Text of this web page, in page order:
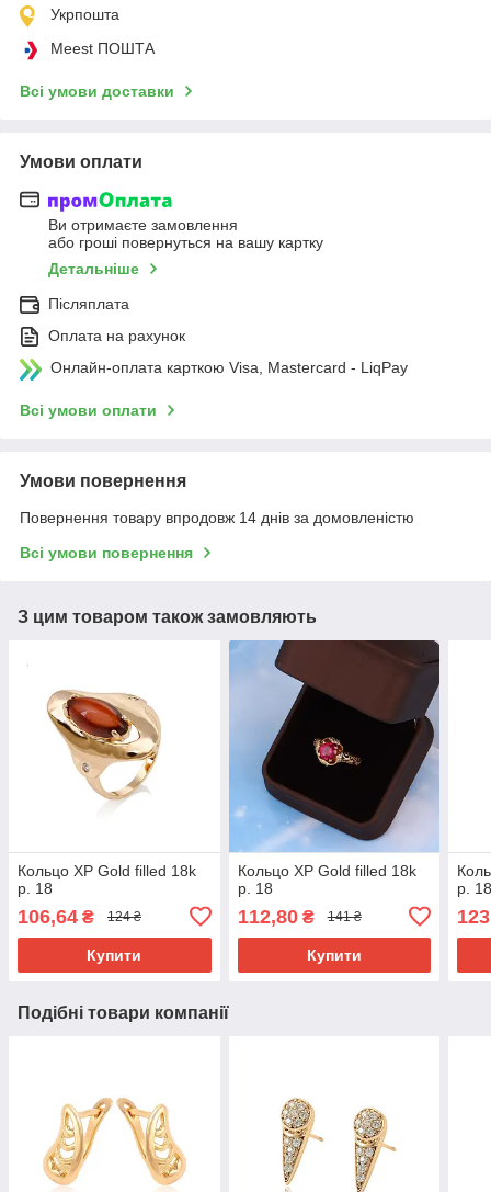
Укрпошта
Meest ПОШТА
Всі умови доставки
Умови оплати
Ви отримаєте замовлення
або гроші повернуться на вашу картку
Детальніше
Післяплата
Оплата на рахунок
Онлайн-оплата карткою Visa, Mastercard - LiqPay
Всі умови оплати
Умови повернення
Повернення товару впродовж 14 днів за домовленістю
Всі умови повернення
З цим товаром також замовляють
Кольцо ХР Gold filled 18k
р. 18
106,64 ₴ 124 ₴
Купити
Кольцо ХР Gold filled 18k
р. 18
112,80₴ 141 ₴
Купити
р.
Подібні товари компанії